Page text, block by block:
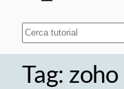
Cerca
Tag: zoho